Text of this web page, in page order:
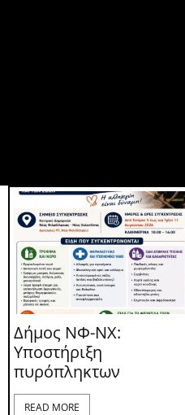
Δήμος ΝΦ-ΝΧ:
Υποστήριξη
πυρόπληκτων
READ MORE